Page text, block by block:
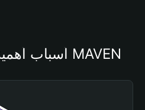
أسباب أهمية استخدام محفظة MAVEN